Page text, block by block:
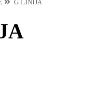
G LINIJA